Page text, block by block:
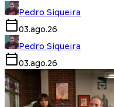
Pedro Siqueira
03.ago.26
Pedro Siqueira
03.ago.26